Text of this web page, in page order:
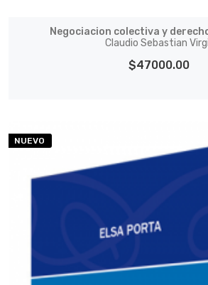
Negociacion colectiva y
Claudio Sebastian
$47000.00
NUEVO